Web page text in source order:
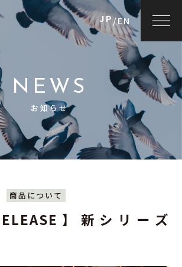
JP/EN
NEWS
お知らせ
商品について
】新シリーズ